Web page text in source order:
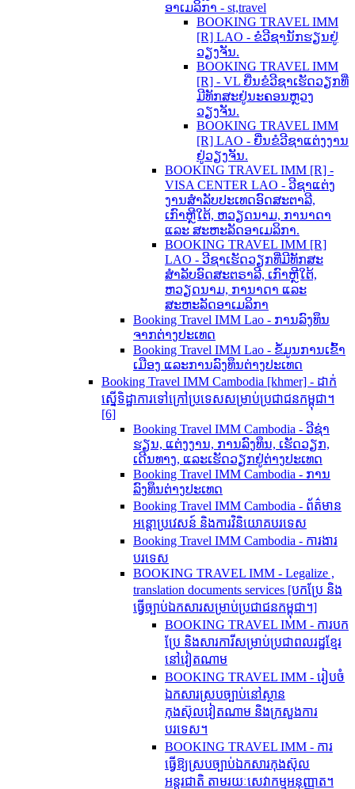
ອາເມລິກາ - st,travel
BOOKING TRAVEL IMM
[R] LAO - ຂໍວີຊານັກຮຽນຢູ່
ວຽງຈັນ.
BOOKING TRAVEL IMM
[R] - VL ຍື່ນຂໍວີຊາເຮັດວຽກທີ່
ມີທັກສະຢູ່ນະຄອນຫຼວງ
ວຽງຈັນ.
BOOKING TRAVEL IMM
[R] LAO - ຍື່ນຂໍວີຊາແຕ່ງງານ
ຢູ່ວຽງຈັນ.
BOOKING TRAVEL IMM [R] -
VISA CENTER LAO - ວີຊາແຕ່ງ
ງານສຳລັບປະເທດອົດສະຕາລີ,
ເກົາຫຼີໃຕ້, ຫວຽດນາມ, ການາດາ
ແລະ ສະຫະລັດອາເມລິກາ.
BOOKING TRAVEL IMM [R]
LAO - ວີຊາເຮັດວຽກທີ່ມີທັກສະ
ສຳລັບອົດສະຕຣາລີ, ເກົາຫຼີໃຕ້,
ຫວຽດນາມ, ການາດາ ແລະ
ສະຫະລັດອາເມລິກາ
Booking Travel IMM Lao - ການລົງທຶນ
ຈາກຕ່າງປະເທດ
Booking Travel IMM Lao - ຂໍ້ມູນການເຂົ້າ
ເມືອງ ແລະການລົງທຶນຕ່າງປະເທດ
Booking Travel IMM Cambodia [khmer] - ដាក់
ស្នើទិដ្ឋាការទៅក្រៅប្រទេសសម្រាប់ប្រជាជនកម្ពុជា។
[6]
Booking Travel IMM Cambodia - ວີຊ່າ
ຮຽນ, ແຕ່ງງານ, ການລົງທຶນ, ເຮັດວຽກ,
ເດີນທາງ, ແລະເຮັດວຽກຢູ່ຕ່າງປະເທດ
Booking Travel IMM Cambodia - ການ
ລົງທຶນຕ່າງປະເທດ
Booking Travel IMM Cambodia - ព័ត៌មាន
អន្តោប្រវេសន៍ និងការវិនិយោគបរទេស
Booking Travel IMM Cambodia - ការងារ
បរទេស
BOOKING TRAVEL IMM - Legalize ,
translation documents services [បកប្រែ និង​
ធ្វើ​ច្បាប់​ឯកសារ​សម្រាប់​ប្រជាជន​កម្ពុជា។]
BOOKING TRAVEL IMM - ការបក
ប្រែ និងសារការីសម្រាប់ប្រជាពលរដ្ឋខ្មែរ
នៅវៀតណាម
BOOKING TRAVEL IMM - រៀបចំ
ឯកសារស្របច្បាប់នៅស្ថាន
កុងស៊ុលវៀតណាម និងក្រសួងការ
បរទេស។
BOOKING TRAVEL IMM - ការ
ធ្វើឱ្យស្របច្បាប់ឯកសារកុងស៊ុល
អន្តរជាតិ តាមរយៈសេវាកម្មអនុញ្ញាត។